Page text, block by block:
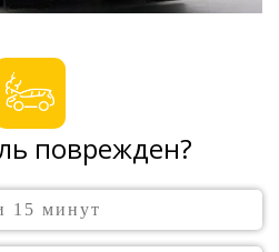
поврежден?
15 минут